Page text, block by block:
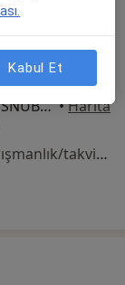
MİTATPAŞA MAH. BELEDİYE CAD. HÜSNÜBEY İŞMERKEZİ NO: 126 KAT :2 DAİRE: 4, Salihli •Harita
Bu uzman ilgili adres için online danışmanlık/takvim sunmuyor.
Kabul Et